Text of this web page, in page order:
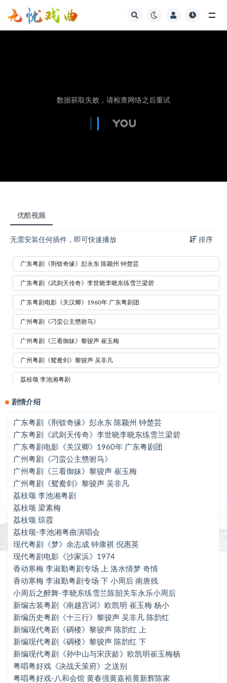
优酷视频
无需安装任何插件，即可快速播放 排序
广东粤剧《荆钗奇缘》彭永东 陈颖州 钟楚芸
广东粤剧《武则天传奇》李世晓李晓东练雪兰梁碧
广东粤剧电影《关汉卿》1960年 广东粤剧团
广州粤剧《刁蛮公主戆驸马》
广州粤剧《三看御妹》黎骏声 崔玉梅
广州粤剧《鸳鸯剑》黎骏声 吴非凡
荔枝颂 李池湘粤剧
荔枝颂 梁素梅
荔枝颂 琼霞
荔枝颂-李池湘粤曲演唱会
现代粤剧《梦》余志成 钟康祺 倪惠英
现代粤剧电影《沙家浜》1974
香动寒梅 李淑勤粤剧专场 上 洛水情梦 奇情
小周后之醉舞-李晓东练雪兰陈韶关车永乐小周后
新编古装粤剧《南越宫词》欧凯明 崔玉梅 杨小
新编历史粤剧《十三行》黎骏声 吴非凡 陈韵红
新编现代粤剧《碉楼》黎骏声 陈韵红 上
新编现代粤剧《碉楼》黎骏声 陈韵红 下
新编现代粤剧《孙中山与宋庆龄》欧凯明崔玉梅杨
粤唱粤好戏《决战天策府》之送别
粤唱粤好戏-八和会馆 黄春强黄嘉裕黄新辉陈家
剧情介绍
广东粤剧《荆钗奇缘》彭永东 陈颖州 钟楚芸
广东粤剧《武则天传奇》李世晓李晓东练雪兰梁碧
广东粤剧电影《关汉卿》1960年 广东粤剧团
广州粤剧《刁蛮公主戆驸马》
广州粤剧《三看御妹》黎骏声 崔玉梅
广州粤剧《鸳鸯剑》黎骏声 吴非凡
荔枝颂 李池湘粤剧
荔枝颂 梁素梅
荔枝颂 琼霞
荔枝颂-李池湘粤曲演唱会
现代粤剧《梦》余志成 钟康祺 倪惠英
现代粤剧电影《沙家浜》1974
香动寒梅 李淑勤粤剧专场 上 洛水情梦 奇情
香动寒梅 李淑勤粤剧专场 下 小周后 南唐残
小周后之醉舞-李晓东练雪兰陈韶关车永乐小周后
新编古装粤剧《南越宫词》欧凯明 崔玉梅 杨小
新编历史粤剧《十三行》黎骏声 吴非凡 陈韵红
新编现代粤剧《碉楼》黎骏声 陈韵红 上
新编现代粤剧《碉楼》黎骏声 陈韵红 下
新编现代粤剧《孙中山与宋庆龄》欧凯明崔玉梅杨
粤唱粤好戏《决战天策府》之送别
粤唱粤好戏-八和会馆 黄春强黄嘉裕黄新辉陈家